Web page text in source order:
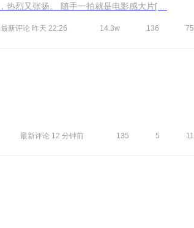
谁懂啊！这面三角梅真的太出片了！ 满墙的玫红像打翻了的调色盘，热烈又张扬。 随手一拍就是电影感大片[ ...
最新评论 昨天 22:26 14.3w 136 75
最新评论 12 分钟前 135 5 11